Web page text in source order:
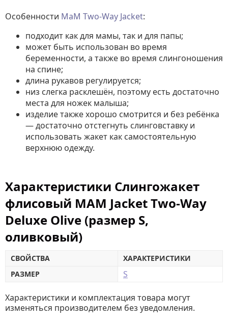
Особенности MaM Two-Way Jacket:
подходит как для мамы, так и для папы;
может быть использован во время
беременности, а также во время слингоношения
на спине;
длина рукавов регулируется;
низ слегка расклешён, поэтому есть достаточно
места для ножек малыша;
изделие также хорошо смотрится и без ребёнка
— достаточно отстегнуть слинговставку и
использовать жакет как самостоятельную
верхнюю одежду.
Характеристики Слингожакет
флисовый MAM Jacket Two-Way
Deluxe Olive (размер S,
оливковый)
СВОЙСТВА
ХАРАКТЕРИСТИКИ
РАЗМЕР
S
Характеристики и комплектация товара могут
изменяться производителем без уведомления.